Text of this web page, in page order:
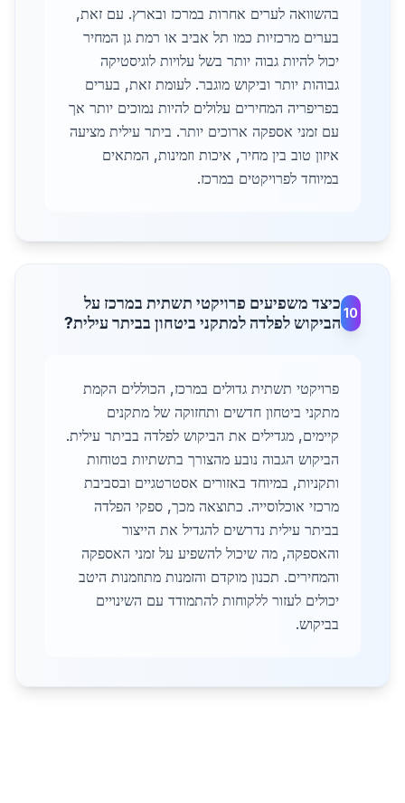
בהשוואה לערים אחרות במרכז ובארץ. עם זאת,
בערים מרכזיות כמו תל אביב או רמת גן המחיר
יכול להיות גבוה יותר בשל עלויות לוגיסטיקה
גבוהות יותר וביקוש מוגבר. לעומת זאת, בערים
בפריפריה המחירים עלולים להיות נמוכים יותר אך
עם זמני אספקה ארוכים יותר. ביתר עילית מציעה
איזון טוב בין מחיר, איכות וזמינות, המתאים
במיוחד לפרויקטים במרכז.
10
כיצד משפיעים פרויקטי תשתית במרכז על
הביקוש לפלדה למתקני ביטחון בביתר עילית?
פרויקטי תשתית גדולים במרכז, הכוללים הקמת
מתקני ביטחון חדשים ותחזוקה של מתקנים
קיימים, מגדילים את הביקוש לפלדה בביתר עילית.
הביקוש הגבוה נובע מהצורך בתשתיות בטוחות
ותקניות, במיוחד באזורים אסטרטגיים ובסביבת
מרכזי אוכלוסייה. כתוצאה מכך, ספקי הפלדה
בביתר עילית נדרשים להגדיל את הייצור
והאספקה, מה שיכול להשפיע על זמני האספקה
והמחירים. תכנון מוקדם והזמנות מתוזמנות היטב
יכולים לעזור ללקוחות להתמודד עם השינויים
בביקוש.